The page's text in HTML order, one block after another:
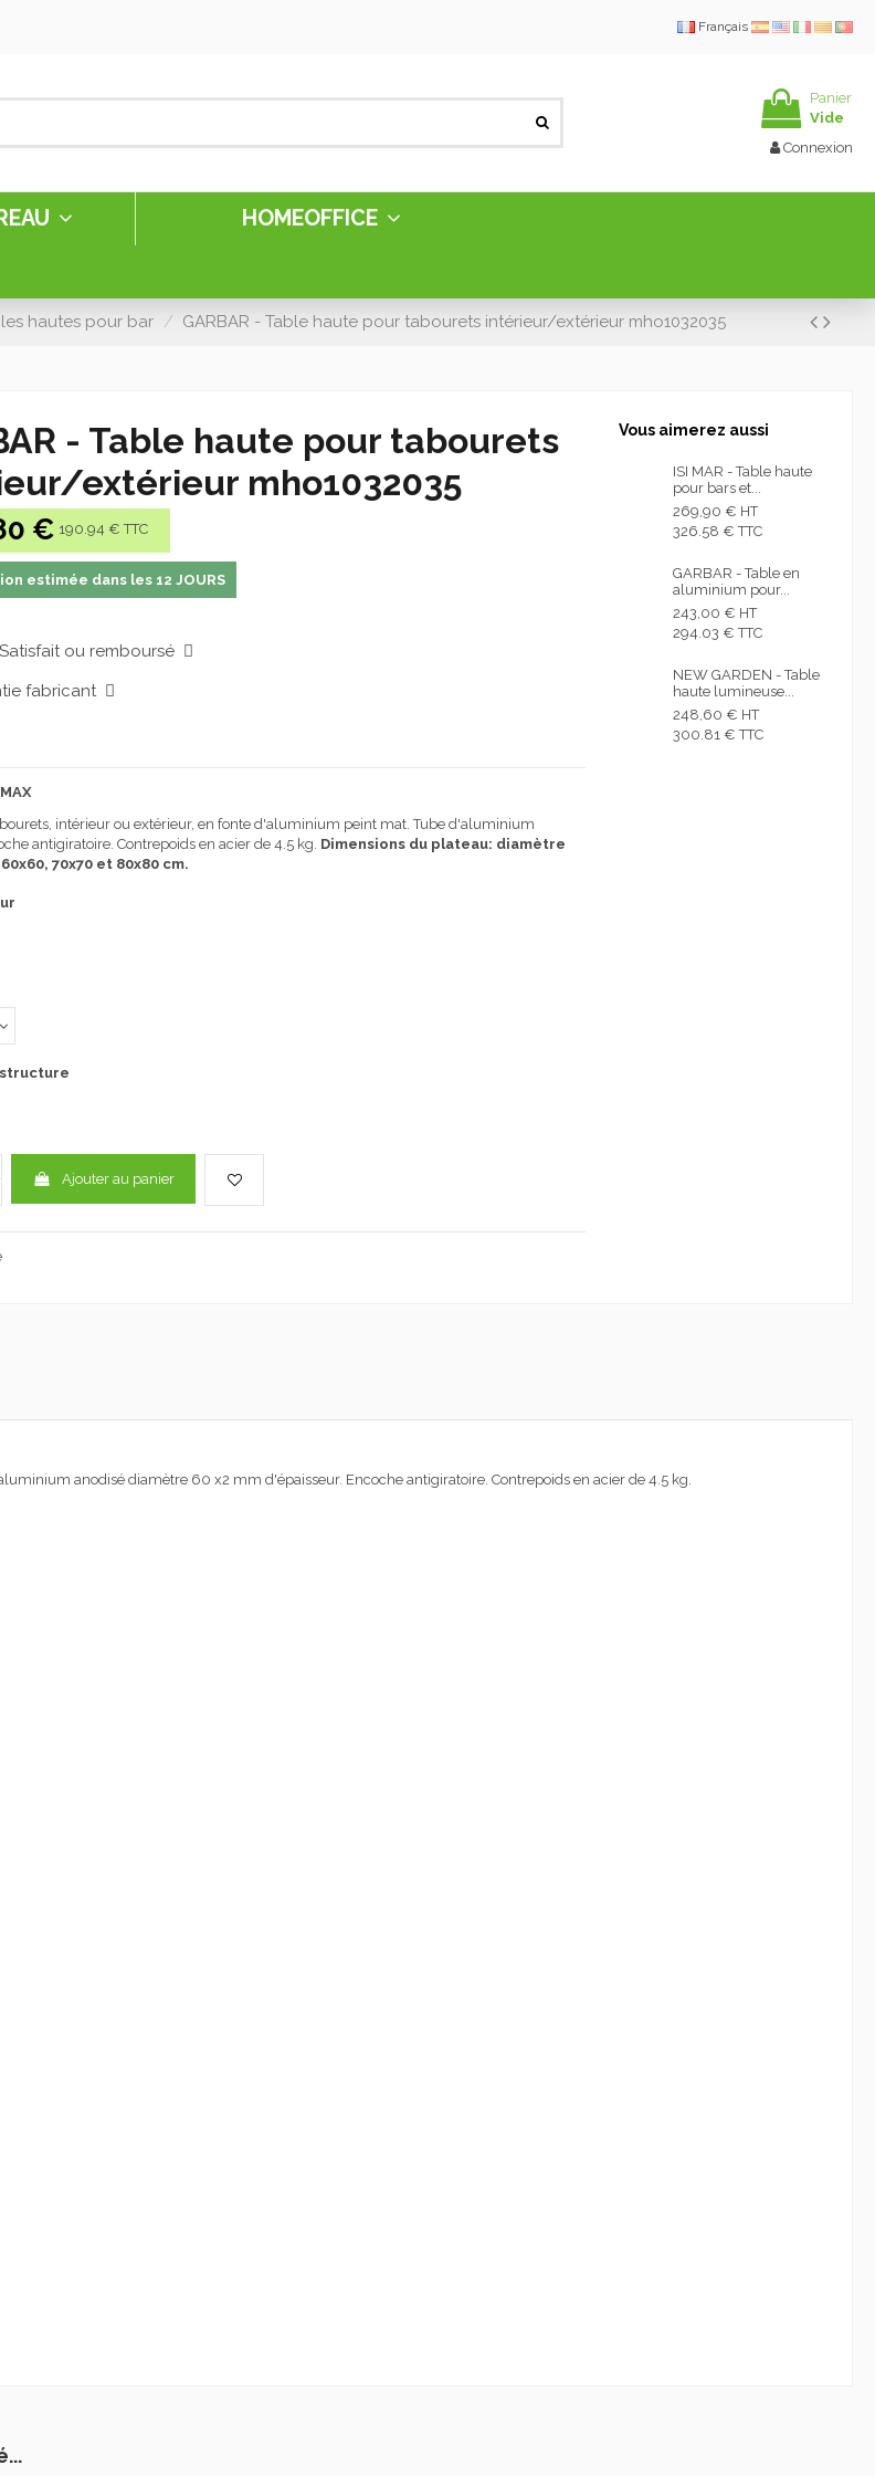
Français
Panier
Vide
Connexion
HOMEOFFICE
hautes pour bar GARBAR - Table haute pour tabourets intérieur/extérieur mho1032035
- Table haute pour tabourets
extérieur mho1032035
€ 190.94 € TTC
estimée dans les 12 JOURS
ou remboursé
fabricant
intérieur ou extérieur, en fonte d'aluminium peint mat. Tube d'aluminium
antigiratoire. Contrepoids en acier de 4.5 kg. Dimensions du plateau: diamètre
60x60,70x70 et 80x80 cm.
Ajouter au panier
Vous aimerez aussi
ISI MAR - Table haute
pour bars et...
269,90 € HT
326.58 € TTC
GARBAR - Table en
aluminium pour...
243,00 € HT
294.03 € TTC
NEW GARDEN - Table
haute lumineuse...
248,60 € HT
300.81 € TTC
anodisé diamètre 60 x2 mm d'épaisseur. Encoche antigiratoire. Contrepoids en acier de 4.5 kg.